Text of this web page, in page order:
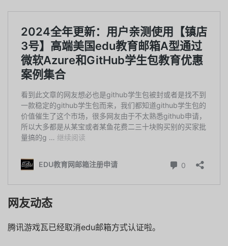
网友动态
腾讯游戏瓦已经取消edu邮箱方式认证啦。